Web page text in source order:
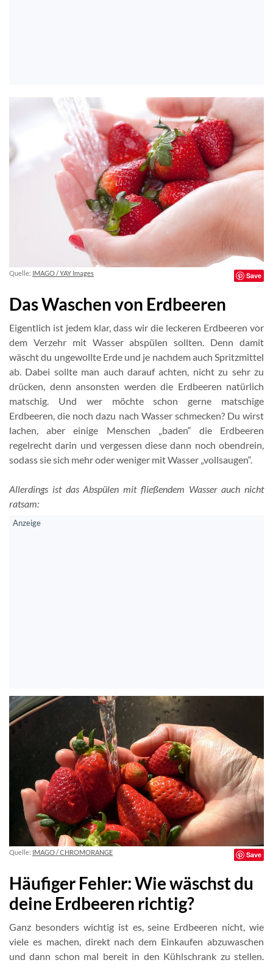
Quelle: IMAGO / YAY Images Save
Das Waschen von Erdbeeren
Eigentlich ist jedem klar, dass wir die leckeren Erdbeeren vor
dem Verzehr mit Wasser abspülen sollten. Denn damit
wäscht du ungewollte Erde und je nachdem auch Spritzmittel
ab. Dabei sollte man auch darauf achten, nicht zu sehr zu
drücken, denn ansonsten werden die Erdbeeren natürlich
matschig. Und wer möchte schon gerne matschige
Erdbeeren, die noch dazu nach Wasser schmecken? Du wirst
lachen, aber einige Menschen „baden“ die Erdbeeren
regelrecht darin und vergessen diese dann noch obendrein,
sodass sie sich mehr oder weniger mit Wasser „vollsaugen“.
Allerdings ist das Abspülen mit fließendem Wasser auch nicht
ratsam:
Quelle: IMAGO / CHROMORANGE Save
Häufiger Fehler: Wie wäschst du
deine Erdbeeren richtig?
Ganz besonders wichtig ist es, seine Erdbeeren nicht, wie
viele es machen, direkt nach dem Einkaufen abzuwaschen
und dann schon mal bereit in den Kühlschrank zu stellen.